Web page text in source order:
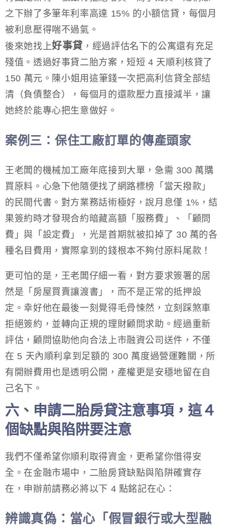
之下辦了多筆年利率高達 15% 的小額信貸，每個月
被利息壓得喘不過氣。
後來她找上好事貸 ，經過評估名下的公寓還有充足
殘值。透過好事貸二胎方案，短短 4 天順利核貸了
150 萬元。陳小姐用這筆錢一次把高利信貸全部結
清（負債整合），每個月的還款壓力直接減半，讓
她終於能專心把生意做好。
案例三：保住工廠訂單的傳產頭家
王老闆的機械加工廠年底接到大單，急需 300 萬購
買原料。心急下他隨便找了網路標榜「當天撥款」
的民間代書。對方業務話術極好，說月息僅 1%，結
果簽約時才發現合約暗藏高額「服務費」、「顧問
費」與「設定費」，光是首期就被扣掉了 30 萬的各
種名目費用，實際拿到的錢根本不夠付原料尾款！
更可怕的是，王老闆仔細一看，對方要求簽署的居
然是「房屋買賣讓渡書」，而不是正常的抵押設
定。幸好他在最後一刻覺得毛骨悚然，立刻踩煞車
拒絕簽約，並轉向正規的理財顧問求助。經過重新
評估，顧問協助他向合法上市融資公司送件，不僅
在 5 天內順利拿到足額的 300 萬度過營運難關，所
有開辦費用也是透明公開，產權更是安穩地留在自
己名下。
六、申請二胎房貸注意事項，這４
個缺點與陷阱要注意
我們不僅希望你順利取得資金，更希望你借得安
全。在金融市場中，二胎房貸缺點與陷阱確實存
在，申辦前請務必將以下 4 點銘記在心：
辨識真偽：當心「假冒銀行或大型融